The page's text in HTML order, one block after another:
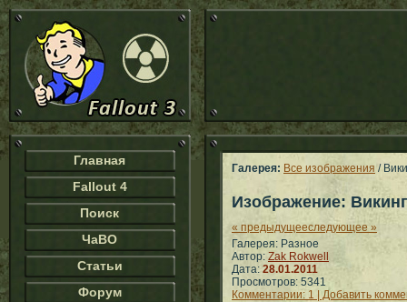
Главная
Fallout 4
Поиск
ЧаВО
Статьи
Форум
Галерея: Все изображения /
Изображение: Викинг
« предыдущееследующее »
Галерея: Разное
Автор: Zak Rokwell
Дата: 28.01.2011
Просмотров: 5341
Комментарии: 1 | Добавить